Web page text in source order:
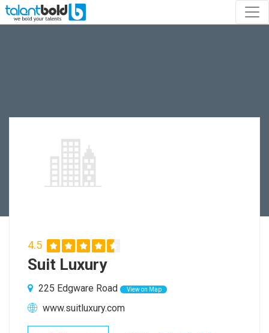
4.5
Suit Luxury
225 Edgware Road View on Map
www.suitluxury.com